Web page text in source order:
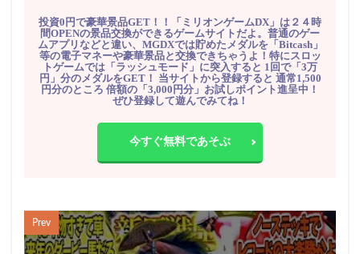
投資0円で豪華景品GET！！「ミリオンゲームDX」は２４時
間OPENの景品交換ができるゲームサイトだよ。普通のゲー
ムアプリなどと違い、MGDXでは貯めたメダルを「Bitcash」
等の電子マネーや豪華景品と交換できちゃうよ！特にスロッ
トゲームでは「ラッシュモード」に突入すると 1回で「3万
円」分のメダルをGET！ 当サイトから登録すると 通常1,500
円分のところ 倍額の「3,000円分」お試しポイント進呈中！
ぜひ登録して遊んでみてね！
今すぐ無料であそぶ
Prev